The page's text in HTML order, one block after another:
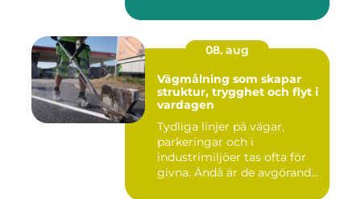
08. aug
Vägmålning som skapar
struktur, trygghet och flyt i
vardagen
Tydliga linjer på vägar,
parkeringar och i
industrimiljöer tas ofta för
givna. Ändå är de avgörande